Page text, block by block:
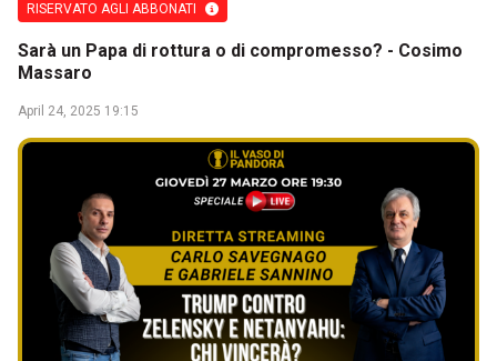
RISERVATO AGLI ABBONATI
Sarà un Papa di rottura o di compromesso? - Cosimo
Massaro
April 24, 2025 19:15